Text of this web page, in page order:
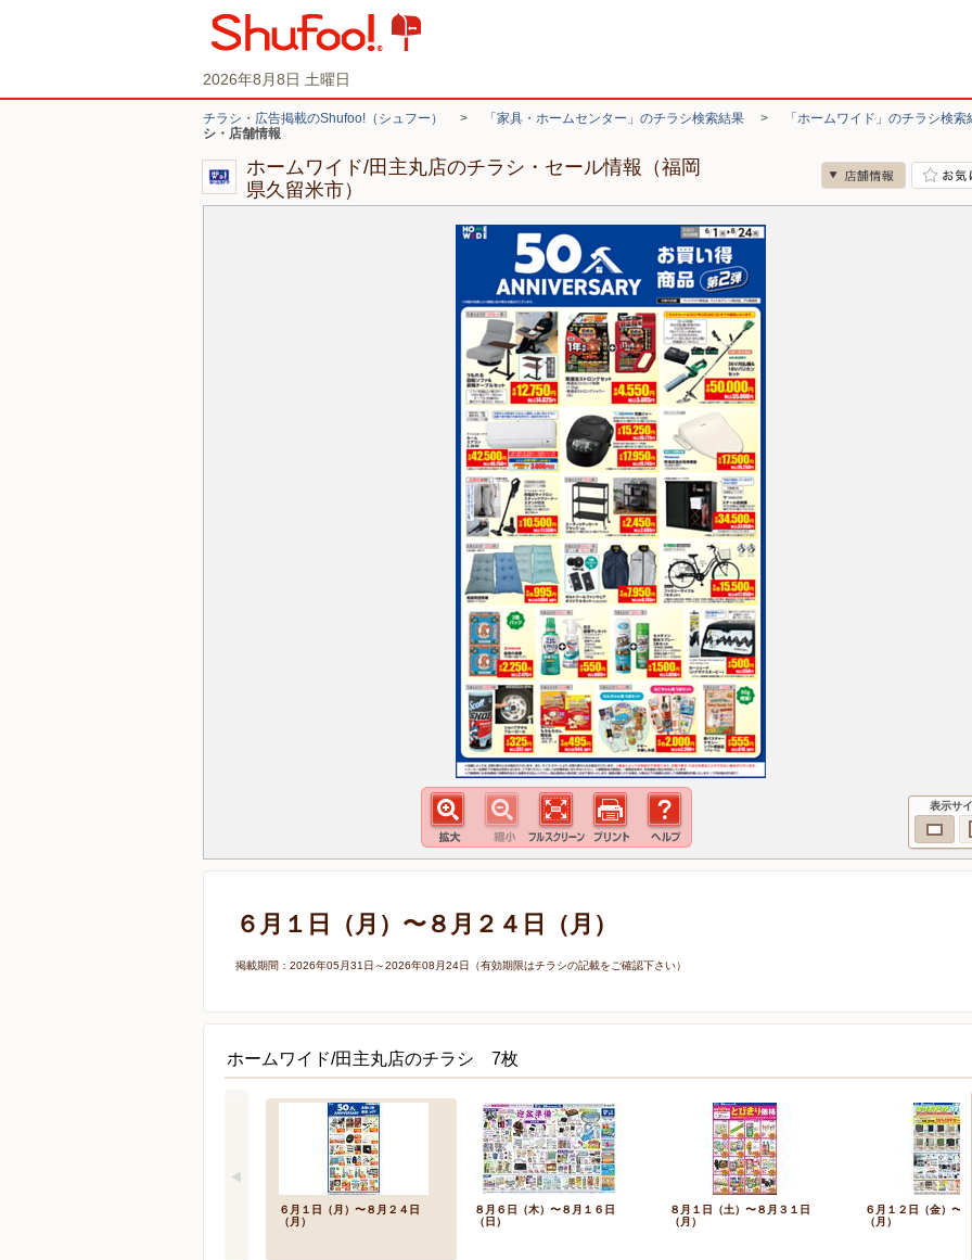
2026年8月8日 土曜日
チラシ・広告掲載のShufoo!（シュフー） > 「家具・ホームセンター」のチラシ検索結果 >
「ホームワイド」のチラシ検索
シ・店舗情報
ホームワイド/田主丸店のチラシ・セール情報（福岡
県久留米市）
表示サ
６月１日（月）〜８月２４日（月）
掲載期間：2026年05月31日～2026年08月24日（有効期限はチラシの記載をご確認下さい）
ホームワイド/田主丸店のチラシ 7枚
６月１日（月）〜８月２４日
（月）
８月６日（木）〜８月１６日
（日）
８月１日（土）〜８月３１日
（月）
６月１２日（金）〜
（月）